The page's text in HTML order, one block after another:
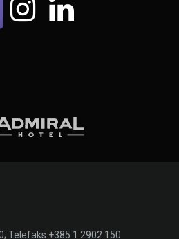
Telefaks +385 1 2902 150